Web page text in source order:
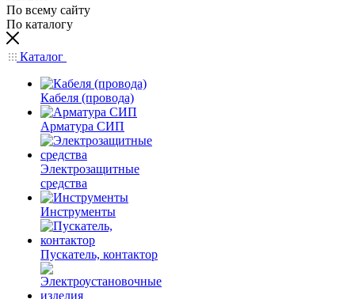
По всему сайту
По каталогу
Каталог
Кабеля (провода)
Арматура СИП
Электрозащитные
средства
Инструменты
Пускатель, контактор